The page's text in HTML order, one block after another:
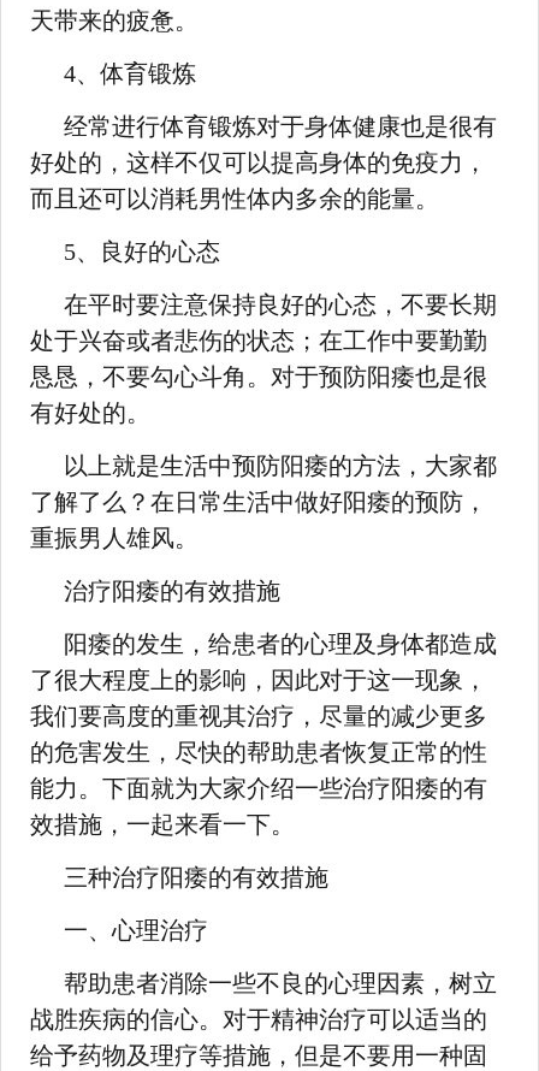
天带来的疲惫。
4、体育锻炼
经常进行体育锻炼对于身体健康也是很有
好处的，这样不仅可以提高身体的免疫力，
而且还可以消耗男性体内多余的能量。
5、良好的心态
在平时要注意保持良好的心态，不要长期
处于兴奋或者悲伤的状态；在工作中要勤勤
恳恳，不要勾心斗角。对于预防阳痿也是很
有好处的。
以上就是生活中预防阳痿的方法，大家都
了解了么？在日常生活中做好阳痿的预防，
重振男人雄风。
治疗阳痿的有效措施
阳痿的发生，给患者的心理及身体都造成
了很大程度上的影响，因此对于这一现象，
我们要高度的重视其治疗，尽量的减少更多
的危害发生，尽快的帮助患者恢复正常的性
能力。下面就为大家介绍一些治疗阳痿的有
效措施，一起来看一下。
三种治疗阳痿的有效措施
一、心理治疗
帮助患者消除一些不良的心理因素，树立
战胜疾病的信心。对于精神治疗可以适当的
给予药物及理疗等措施，但是不要用一种固